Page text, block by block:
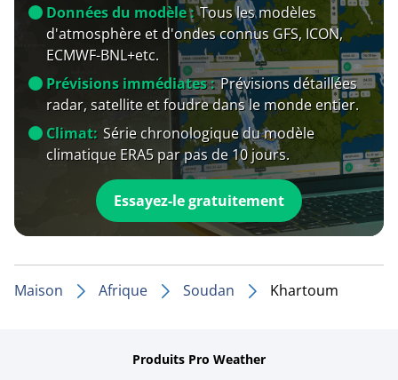
Données du modèle : Tous les modèles
d'atmosphère et d'ondes connus GFS, ICON,
ECMWF-BNL+etc.
Prévisions immédiates : Prévisions détaillées
radar, satellite et foudre dans le monde entier.
Climat: Série chronologique du modèle
climatique ERA5 par pas de 10 jours.
Essayez-le gratuitement
Maison Afrique Soudan Khartoum
Produits Pro Weather